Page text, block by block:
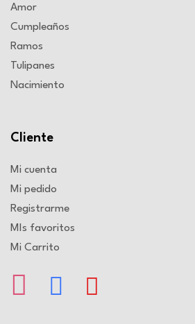
Amor
Cumpleaños
Ramos
Tulipanes
Nacimiento
Cliente
Mi cuenta
Mi pedido
Registrarme
MIs favoritos
Mi Carrito